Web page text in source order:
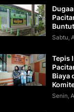
Sabtu,
Tepis
Biaya
Senin,